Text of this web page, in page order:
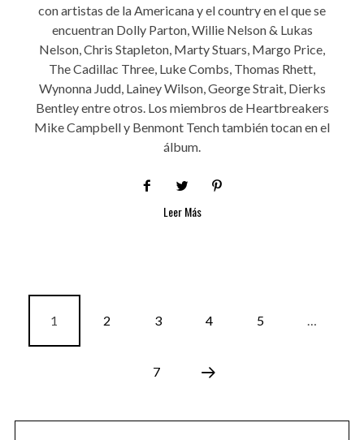
con artistas de la Americana y el country en el que se
encuentran Dolly Parton, Willie Nelson & Lukas
Nelson, Chris Stapleton, Marty Stuars, Margo Price,
The Cadillac Three, Luke Combs, Thomas Rhett,
Wynonna Judd, Lainey Wilson, George Strait, Dierks
Bentley entre otros. Los miembros de Heartbreakers
Mike Campbell y Benmont Tench también tocan en el
álbum.
Leer Más
1 2 3 4 5 …
7